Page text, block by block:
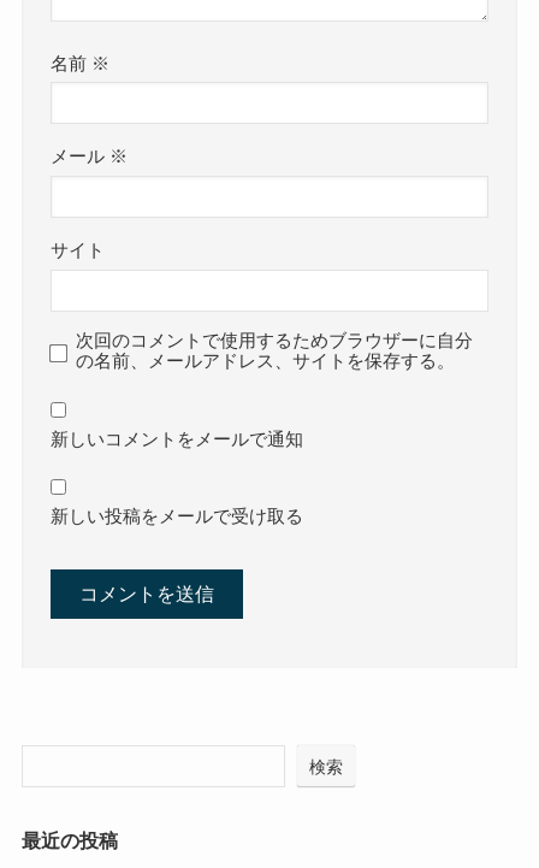
名前 ※
メール ※
サイト
次回のコメントで使用するためブラウザーに自分
の名前、メールアドレス、サイトを保存する。
新しいコメントをメールで通知
新しい投稿をメールで受け取る
検索
最近の投稿